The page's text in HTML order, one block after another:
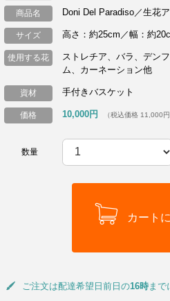
商品名 Doni Del Paradiso／生花
サイズ 高さ：約25cm／幅：約
使用する花
ストレチア、バラ、デン
ム、カーネーション他
資材 手付きバスケット
価格 10,000円 （税込価格 11,000円
数量
ご注文は配達希望日前日の16時まで